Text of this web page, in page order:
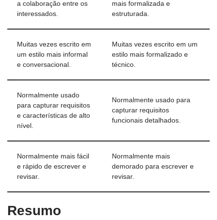
a colaboração entre os
interessados.
mais formalizada e
estruturada.
Muitas vezes escrito em
um estilo mais informal
e conversacional.
Muitas vezes escrito em um
estilo mais formalizado e
técnico.
Normalmente usado
para capturar requisitos
e características de alto
nível.
Normalmente usado para
capturar requisitos
funcionais detalhados.
Normalmente mais fácil
e rápido de escrever e
revisar.
Normalmente mais
demorado para escrever e
revisar.
Resumo